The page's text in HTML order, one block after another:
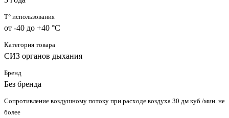
T° использования
от -40 до +40 °C
Категория товара
СИЗ органов дыхания
Бренд
Без бренда
Сопротивление воздушному потоку при расходе воздуха 30 дм куб./мин. не
более